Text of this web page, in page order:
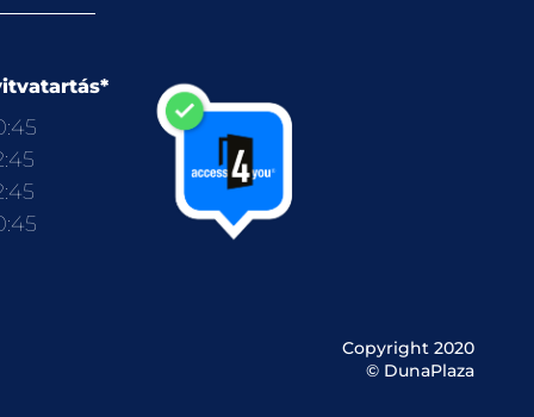
Copyright 2020
© DunaPlaza